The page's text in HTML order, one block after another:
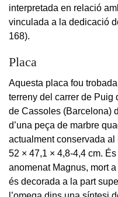
interpretada en relació
vinculada a la dedicació
168).
Placa
Aquesta placa fou
terreny del carrer de Puig
de Cassoles (Barcelona)
d’una peça de marbre
actualment conservada al
52 × 47,1 × 4,8-4,4 cm.
anomenat Magnus, mort
és decorada a la part